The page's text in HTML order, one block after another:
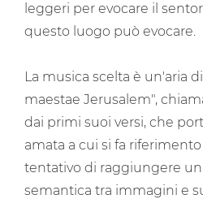
leggeri per evocare il
questo luogo può evocare.
La musica scelta è un'aria
maestae Jerusalem",
dai primi suoi versi, che
amata a cui si fa
tentativo di raggiungere
semantica tra immagini e